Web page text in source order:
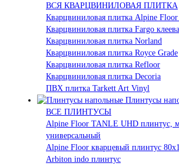
ВСЯ КВАРЦВИНИЛОВАЯ ПЛИТКА
Кварцвиниловая плитка Alpine
Кварцвиниловая плитка Fargo
Кварцвиниловая плитка Norland
Кварцвиниловая плитка Royce Grade
Кварцвиниловая плитка Refloor
Кварцвиниловая плитка Decoria
ПВХ плитка Tarkett Art Vinyl
Плинтусы
ВСЕ ПЛИНТУСЫ
Alpine Floor TANLE UHD плинтус,
универсальный
Alpine Floor кварцевый плинтус
Arbiton indo плинтус